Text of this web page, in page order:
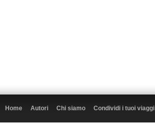
Home Autori Chi siamo Condividi i tuoi viaggi